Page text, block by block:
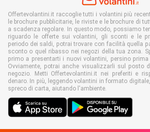
Offertevolantini.it raccoglie tutti i volantini più
le brochure pubblicitarie, le riviste e le brochure di
a scadenza regolare. In questo modo, possiamo
riguardo le offerte sui volantini, gli sconti e le
periodo dei saldi, potrai trovare con facilità quella
sconto o quel ribasso nei negozi della tua zona.
primo a presentarti i nuovi volantini, persino
Ovviamente, potrai anche visualizzarli sul posto
negozio. Metti Offertevolantini.it nei preferiti e
denaro. In più, leggendo volantini in formato
spreco di carta, aiutando l'ambiente.